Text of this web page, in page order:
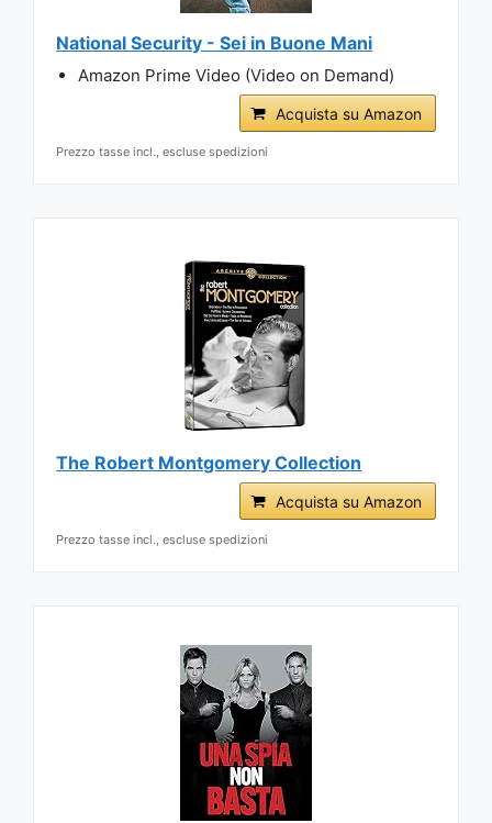
National Security - Sei in Buone Mani
Amazon Prime Video (Video on Demand)
Acquista su Amazon
Prezzo tasse incl., escluse spedizioni
The Robert Montgomery Collection
Acquista su Amazon
Prezzo tasse incl., escluse spedizioni